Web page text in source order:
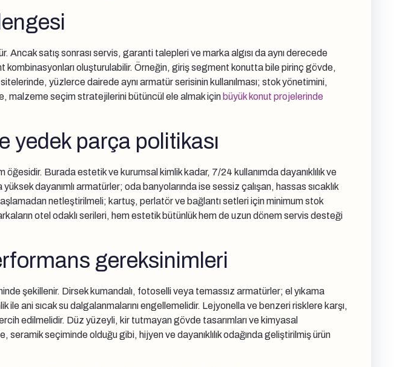
satış sonrası servis, garanti talepleri ve marka algısı da aynı derecede
oluşturulabilir. Örneğin, giriş segment konutta bile pirinç gövde,
yüzlerce dairede aynı armatür serisinin kullanılması; stok yönetimini,
malzeme seçim stratejilerini bütüncül ele almak için büyük konut projelerinde
yedek parça politikası
Burada estetik ve kurumsal kimlik kadar, 7/24 kullanımda dayanıklılık ve
dayanımlı armatürler; oda banyolarında ise sessiz çalışan, hassas sıcaklık
netleştirilmeli; kartuş, perlatör ve bağlantı setleri için minimum stok
otel odaklı serileri, hem estetik bütünlük hem de uzun dönem servis desteği
gereksinimleri
şekillenir. Dirsek kumandalı, fotoselli veya temassız armatürler; el yıkama
ani sıcak su dalgalanmalarını engellemelidir. Lejyonella ve benzeri risklere karşı,
edilmelidir. Düz yüzeyli, kir tutmayan gövde tasarımları ve kimyasal
seçiminde olduğu gibi, hijyen ve dayanıklılık odağında geliştirilmiş ürün